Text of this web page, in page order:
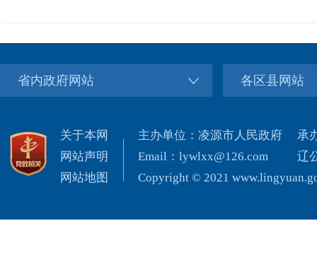
省内政府网站 各区县网站
关于本网
网站声明
网站地图
主办单位：凌源市人民政府
Email：lywlxx@126.com
Copyright © 2021
承
辽